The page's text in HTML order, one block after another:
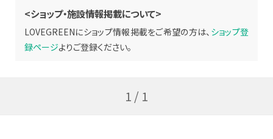
<ショップ・施設情報掲載について>
LOVEGREENにショップ情報掲載をご希望の方は、 ショップ登
録ページよりご登録ください。
1 / 1